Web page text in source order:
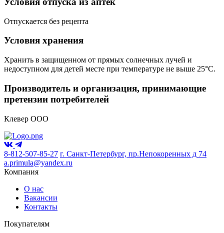
Отпускается без рецепта
Условия хранения
Хранить в защищенном от прямых солнечных лучей и
недоступном для детей месте при температуре не выше 25°С.
Производитель и организация, принимающие
претензии потребителей
Клевер ООО
8-812-507-85-27 г. Санкт-Петербург, пр.Непокоренных д 74
a.primula@yandex.ru
Компания
О нас
Вакансии
Контакты
Покупателям